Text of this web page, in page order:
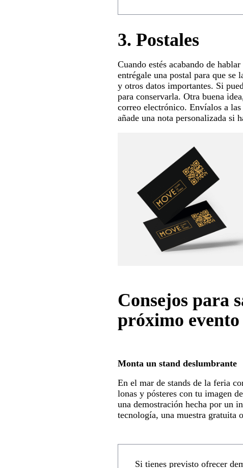
3.Postales
Cuando estés acabando de
entrégale una postal para que
y otros datos importantes. Si
para conservarla. Otra buena
correo electrónico. Envíalos a las
añade una nota personalizada si
Consejos para
próximo evento
Monta un stand deslumbrante
En el mar de stands de la feria
lonas y pósteres con tu imagen
una demostración hecha por un
tecnología, una muestra gratuita
Si tienes previsto ofrecer